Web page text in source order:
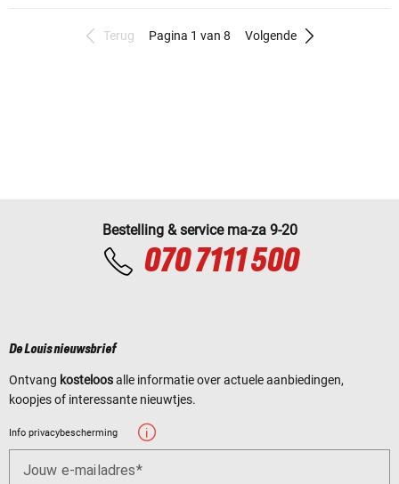
Terug Pagina 1 van 8 Volgende
Bestelling & service ma-za 9-20
070 7111 500
De Louis nieuwsbrief
Ontvang kosteloosalle informatie over actuele aanbiedingen,
koopjes of interessante nieuwtjes.
Info privacybescherming
Jouw e-mailadres